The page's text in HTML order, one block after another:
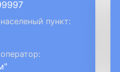
пункт: